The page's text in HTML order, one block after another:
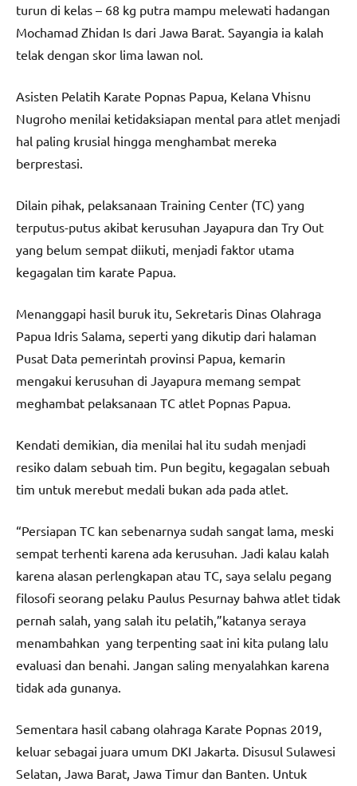
turun di kelas – 68 kg putra mampu melewati hadangan
Mochamad Zhidan Is dari Jawa Barat. Sayangia ia kalah
telak dengan skor lima lawan nol.
Asisten Pelatih Karate Popnas Papua, Kelana Vhisnu
Nugroho menilai ketidaksiapan mental para atlet menjadi
hal paling krusial hingga menghambat mereka
berprestasi.
Dilain pihak, pelaksanaan Training Center (TC) yang
terputus-putus akibat kerusuhan Jayapura dan Try Out
yang belum sempat diikuti, menjadi faktor utama
kegagalan tim karate Papua.
Menanggapi hasil buruk itu, Sekretaris Dinas Olahraga
Papua Idris Salama, seperti yang dikutip dari halaman
Pusat Data pemerintah provinsi Papua, kemarin
mengakui kerusuhan di Jayapura memang sempat
meghambat pelaksanaan TC atlet Popnas Papua.
Kendati demikian, dia menilai hal itu sudah menjadi
resiko dalam sebuah tim. Pun begitu, kegagalan sebuah
tim untuk merebut medali bukan ada pada atlet.
“Persiapan TC kan sebenarnya sudah sangat lama, meski
sempat terhenti karena ada kerusuhan. Jadi kalau kalah
karena alasan perlengkapan atau TC, saya selalu pegang
filosofi seorang pelaku Paulus Pesurnay bahwa atlet tidak
pernah salah, yang salah itu pelatih,”katanya seraya
menambahkan yang terpenting saat ini kita pulang lalu
evaluasi dan benahi. Jangan saling menyalahkan karena
tidak ada gunanya.
Sementara hasil cabang olahraga Karate Popnas 2019,
keluar sebagai juara umum DKI Jakarta. Disusul Sulawesi
Selatan, Jawa Barat, Jawa Timur dan Banten. Untuk